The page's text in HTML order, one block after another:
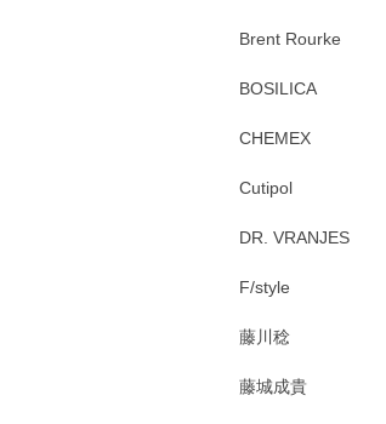
Brent Rourke
BOSILICA
CHEMEX
Cutipol
DR. VRANJES
F/style
藤川稔
藤城成貴